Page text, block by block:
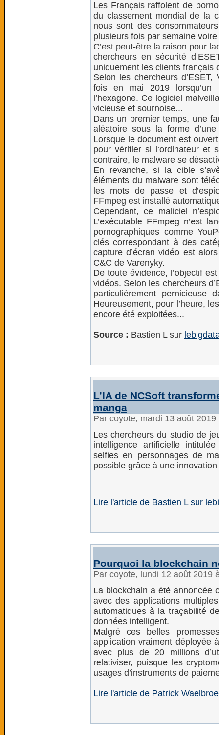
Les Français raffolent de
du classement mondial de la
nous sont des
plusieurs fois par semaine
C’est peut-être la raison pour
chercheurs en sécurité
uniquement les clients français
Selon les chercheurs
fois en mai 2019
l’hexagone. Ce logiciel
vicieuse et sournoise...
Dans un premier temps, une
aléatoire sous la forme
Lorsque le document est
pour vérifier si l’ordinateur et
contraire, le malware se
En revanche, si la cible
éléments du malware sont
les mots de passe et
FFmpeg est installé
Cependant, ce maliciel
L’exécutable FFmpeg n’est
pornographiques comme
clés correspondant à des
capture d’écran vidéo est
C&C de Varenyky.
De toute évidence, l’objectif
vidéos. Selon les chercheurs
particulièrement pernicieuse
Heureusement, pour l’heure,
encore été exploitées...
Source : Bastien L sur
L’IA de NCSoft
manga
Par coyote, mardi 13 août
Les chercheurs du studio de
intelligence artificielle
selfies en personnages de
possible grâce à une
Lire l'article de Bastien L sur
Pourquoi la blockchain
Par coyote, lundi 12 août 2019
La blockchain a été annoncée
avec des applications
automatiques à la traçabilité
données intelligent.
Malgré ces belles
application vraiment déployée
avec plus de 20 millions
relativiser, puisque les
usages d’instruments de
Lire l'article de Patrick